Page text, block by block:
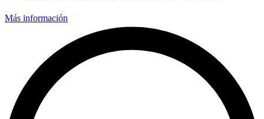
Más información